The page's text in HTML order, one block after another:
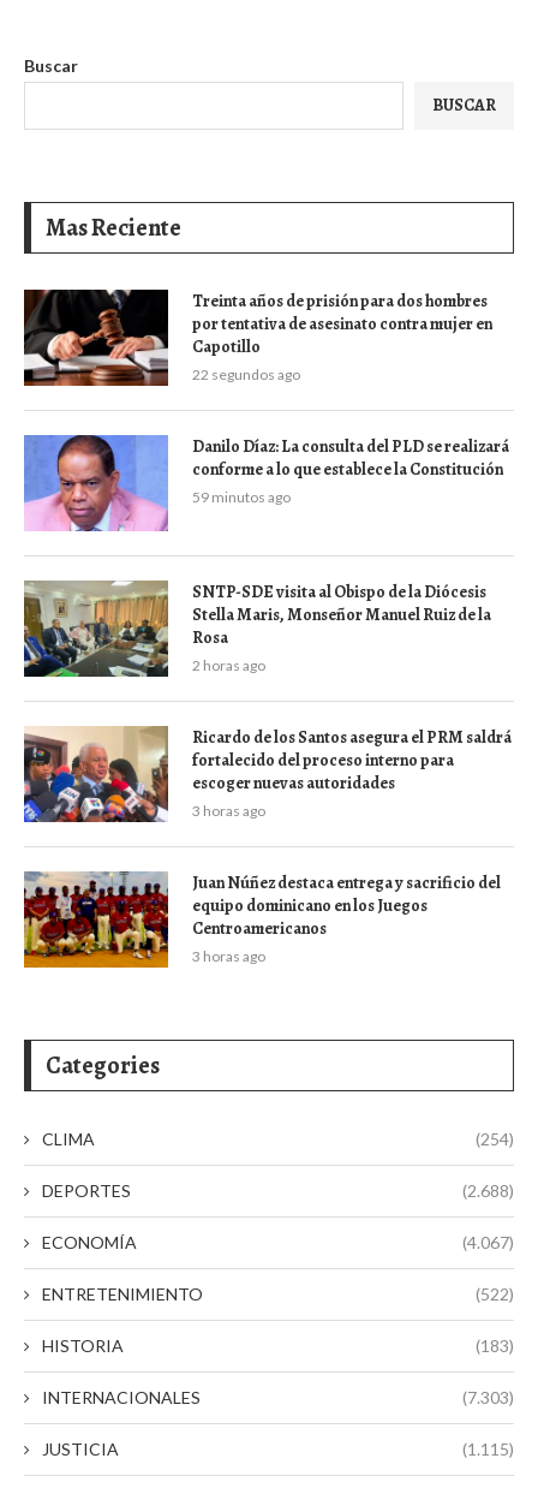
Buscar
BUSCAR
Mas Reciente
Treinta años de prisión para dos hombres
por tentativa de asesinato contra mujer en
Capotillo
22 segundos ago
Danilo Díaz: La consulta del PLD se realizará
conforme a lo que establece la Constitución
59 minutos ago
SNTP-SDE visita al Obispo de la Diócesis
Stella Maris, Monseñor Manuel Ruiz de la
Rosa
2 horas ago
Ricardo de los Santos asegura el PRM saldrá
fortalecido del proceso interno para
escoger nuevas autoridades
3 horas ago
Juan Núñez destaca entrega y sacrificio del
equipo dominicano en los Juegos
Centroamericanos
3 horas ago
Categories
CLIMA (254)
DEPORTES (2.688)
ECONOMÍA (4.067)
ENTRETENIMIENTO (522)
HISTORIA (183)
INTERNACIONALES (7.303)
JUSTICIA (1.115)